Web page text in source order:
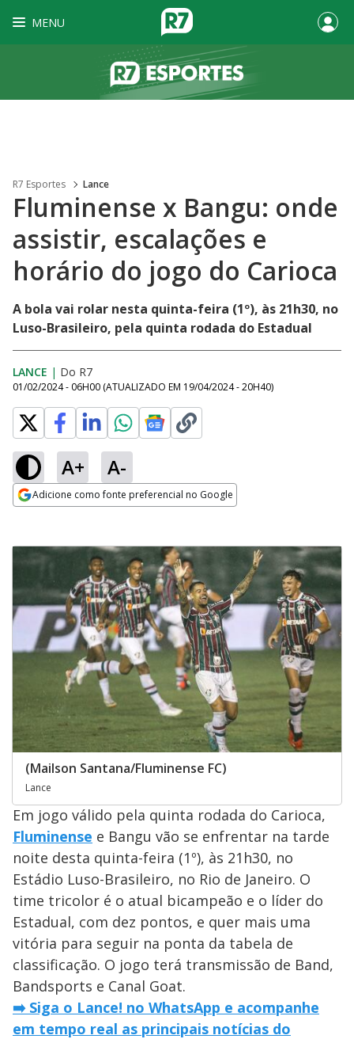
MENU
R7 Esportes Lance
Fluminense x Bangu: onde
assistir, escalações e
horário do jogo do Carioca
A bola vai rolar nesta quinta-feira (1º), às 21h30, no
Luso-Brasileiro, pela quinta rodada do Estadual
LANCE | Do R7
01/02/2024 - 06H00 (ATUALIZADO EM 19/04/2024 - 20H40)
A+ A-
Adicione como fonte preferencial no Google
(Mailson Santana/Fluminense FC)
Lance
Em jogo válido pela quinta rodada do Carioca,
Fluminense e Bangu vão se enfrentar na tarde
noite desta quinta-feira (1º), às 21h30, no
Estádio Luso-Brasileiro, no Rio de Janeiro. O
time tricolor é o atual bicampeão e o líder do
Estadual, com dez pontos, e quer mais uma
vitória para seguir na ponta da tabela de
classificação. O jogo terá transmissão de Band,
Bandsports e Canal Goat.
➡️ Siga o Lance! no WhatsApp e acompanhe
em tempo real as principais notícias do